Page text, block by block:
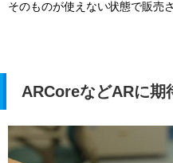
そのものが使えない状態で販売
ARCoreなどARに期